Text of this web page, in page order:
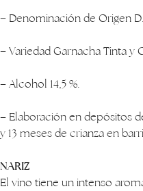
– Denominación de Origen
– Variedad Garnacha Tinta y
– Alcohol 14,5 %.
– Elaboración en depósitos
y 13 meses de crianza en
NARIZ
El vino tiene un intenso